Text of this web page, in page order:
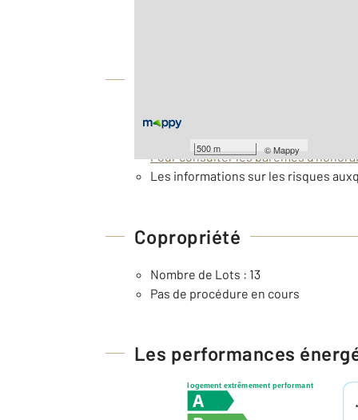
500 m ©Mappy
Taxe foncière : 2567 €
Pour consulter les barèmes
Les informations sur les risques
Copropriété
Nombre de Lots : 13
Pas de procédure en cours
Les performances
logement extrêmement performant